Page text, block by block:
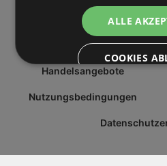
Handelsangebote
Nutzungsbedingungen
ALLE
COOKIES
DETAILS ANZEIGEN